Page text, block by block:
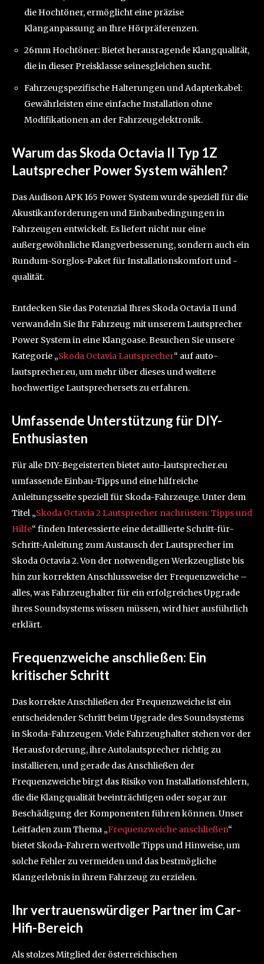
die Hochtöner, ermöglicht eine präzise
Klanganpassung an Ihre Hörpräferenzen.
26mm Hochtöner: Bietet herausragende Klangqualität,
die in dieser Preisklasse seinesgleichen sucht.
Fahrzeugspezifische Halterungen und Adapterkabel:
Gewährleisten eine einfache Installation ohne
Modifikationen an der Fahrzeugelektronik.
Warum das Skoda Octavia II Typ 1Z
Lautsprecher Power System wählen?
Das Audison APK 165 Power System wurde speziell für die
Akustikanforderungen und Einbaubedingungen in
Fahrzeugen entwickelt. Es liefert nicht nur eine
außergewöhnliche Klangverbesserung, sondern auch ein
Rundum-Sorglos-Paket für Installationskomfort und -
qualität.
Entdecken Sie das Potenzial Ihres Skoda Octavia II und
verwandeln Sie Ihr Fahrzeug mit unserem Lautsprecher
Power System in eine Klangoase. Besuchen Sie unsere
Kategorie „Skoda Octavia Lautsprecher“ auf auto-
lautsprecher.eu, um mehr über dieses und weitere
hochwertige Lautsprechersets zu erfahren.
Umfassende Unterstützung für DIY-
Enthusiasten
Für alle DIY-Begeisterten bietet auto-lautsprecher.eu
umfassende Einbau-Tipps und eine hilfreiche
Anleitungsseite speziell für Skoda-Fahrzeuge. Unter dem
Titel „Skoda Octavia 2 Lautsprecher nachrüsten: Tipps und
Hilfe“ finden Interessierte eine detaillierte Schritt-für-
Schritt-Anleitung zum Austausch der Lautsprecher im
Skoda Octavia 2. Von der notwendigen Werkzeugliste bis
hin zur korrekten Anschlussweise der Frequenzweiche –
alles, was Fahrzeughalter für ein erfolgreiches Upgrade
ihres Soundsystems wissen müssen, wird hier ausführlich
erklärt.
Frequenzweiche anschließen: Ein
kritischer Schritt
Das korrekte Anschließen der Frequenzweiche ist ein
entscheidender Schritt beim Upgrade des Soundsystems
in Skoda-Fahrzeugen. Viele Fahrzeughalter stehen vor der
Herausforderung, ihre Autolautsprecher richtig zu
installieren, und gerade das Anschließen der
Frequenzweiche birgt das Risiko von Installationsfehlern,
die die Klangqualität beeinträchtigen oder sogar zur
Beschädigung der Komponenten führen können. Unser
Leitfaden zum Thema „Frequenzweiche anschließen“
bietet Skoda-Fahrern wertvolle Tipps und Hinweise, um
solche Fehler zu vermeiden und das bestmögliche
Klangerlebnis in ihrem Fahrzeug zu erzielen.
Ihr vertrauenswürdiger Partner im Car-
Hifi-Bereich
Als stolzes Mitglied der österreichischen